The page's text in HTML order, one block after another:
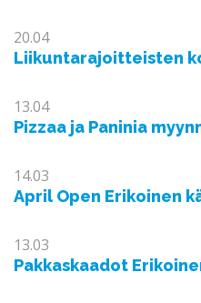
20.04
Liikuntarajoitteisten
13.04
Pizzaa ja Paninia
14.03
April Open Erikoinen
13.03
Pakkaskaadot